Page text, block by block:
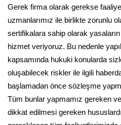
Gerek firma olarak gerekse
uzmanlarımız ile birlikte zorunlu
sertifikalara sahip olarak
hizmet veriyoruz. Bu nedenle
kapsamında hukuki konularda
oluşabilecek riskler ile ilgili
başlamadan önce sözleşme
Tüm bunlar yapmamız gereken ve
dikkat edilmesi gereken